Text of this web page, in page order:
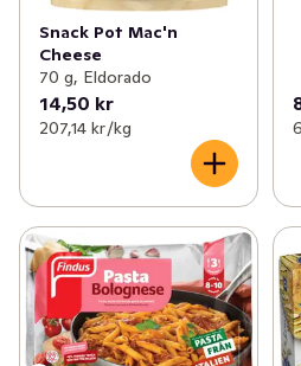
Snack Pot Mac'n
Cheese
70 g, Eldorado
14,50 kr
207,14 kr /kg